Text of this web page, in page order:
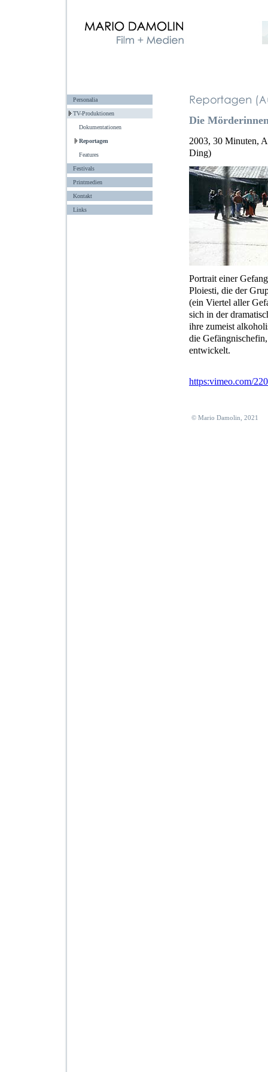
Personalia
TV-Produktionen
Dokumentationen
Reportagen
Features
Festivals
Printmedien
Kontakt
Links
Die
2003, 30 Minuten,
Ding)
Portrait einer
Ploiesti, die der
(ein Viertel aller
sich in der
ihre zumeist
die
entwickelt.
https:vimeo.com/
© Mario Damolin, 2021